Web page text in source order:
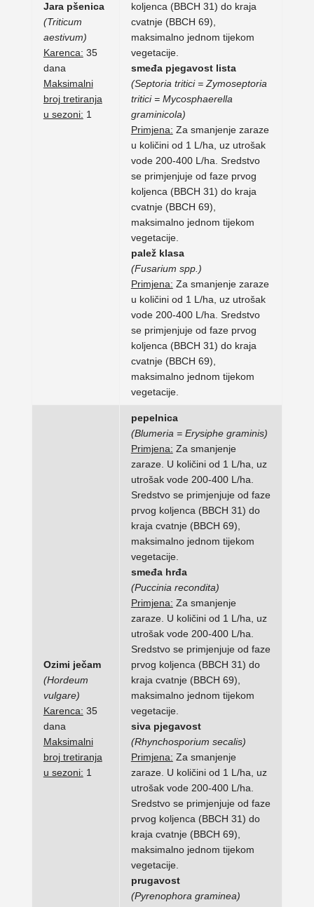
Jara pšenica
(Triticum
aestivum)
Karenca: 35
dana
Maksimalni
broj tretiranja
u sezoni: 1
koljenca (BBCH 31) do kraja
cvatnje (BBCH 69),
maksimalno jednom tijekom
vegetacije.
smeđa pjegavost lista
(Septoria tritici = Zymoseptoria
tritici = Mycosphaerella
graminicola)
Primjena: Za smanjenje zaraze
u količini od 1 L/ha, uz utrošak
vode 200-400 L/ha. Sredstvo
se primjenjuje od faze prvog
koljenca (BBCH 31) do kraja
cvatnje (BBCH 69),
maksimalno jednom tijekom
vegetacije.
palež klasa
(Fusarium spp.)
Primjena: Za smanjenje zaraze
u količini od 1 L/ha, uz utrošak
vode 200-400 L/ha. Sredstvo
se primjenjuje od faze prvog
koljenca (BBCH 31) do kraja
cvatnje (BBCH 69),
maksimalno jednom tijekom
vegetacije.
Ozimi ječam
(Hordeum
vulgare)
Karenca: 35
dana
Maksimalni
broj tretiranja
u sezoni: 1
pepelnica
(Blumeria = Erysiphe graminis)
Primjena: Za smanjenje
zaraze. U količini od 1 L/ha, uz
utrošak vode 200-400 L/ha.
Sredstvo se primjenjuje od faze
prvog koljenca (BBCH 31) do
kraja cvatnje (BBCH 69),
maksimalno jednom tijekom
vegetacije.
smeđa hrđa
(Puccinia recondita)
Primjena: Za smanjenje
zaraze. U količini od 1 L/ha, uz
utrošak vode 200-400 L/ha.
Sredstvo se primjenjuje od faze
prvog koljenca (BBCH 31) do
kraja cvatnje (BBCH 69),
maksimalno jednom tijekom
vegetacije.
siva pjegavost
(Rhynchosporium secalis)
Primjena: Za smanjenje
zaraze. U količini od 1 L/ha, uz
utrošak vode 200-400 L/ha.
Sredstvo se primjenjuje od faze
prvog koljenca (BBCH 31) do
kraja cvatnje (BBCH 69),
maksimalno jednom tijekom
vegetacije.
prugavost
(Pyrenophora graminea)